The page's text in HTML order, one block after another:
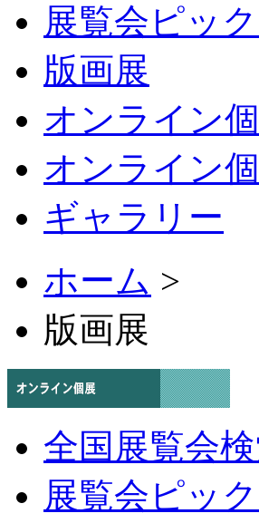
展覧会ピッ
版画展
オンライン
オンライン
ギャラリー
ホーム >
版画展
全国展覧会
展覧会ピッ